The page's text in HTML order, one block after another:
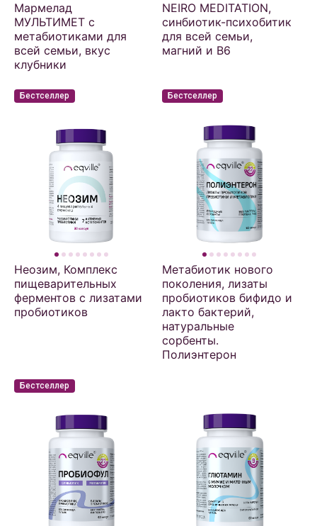
Мармелад
МУЛЬТИМЕТ с
метабиотиками для
всей семьи, вкус
клубники
NEIRO MEDITATION,
синбиотик-психобитик
для всей семьи,
магний и В6
Бестселлер
Неозим, Комплекс
пищеварительных
ферментов с лизатами
пробиотиков
Бестселлер
Метабиотик нового
поколения, лизаты
пробиотиков бифидо и
лакто бактерий,
натуральные
сорбенты.
Полиэнтерон
Бестселлер